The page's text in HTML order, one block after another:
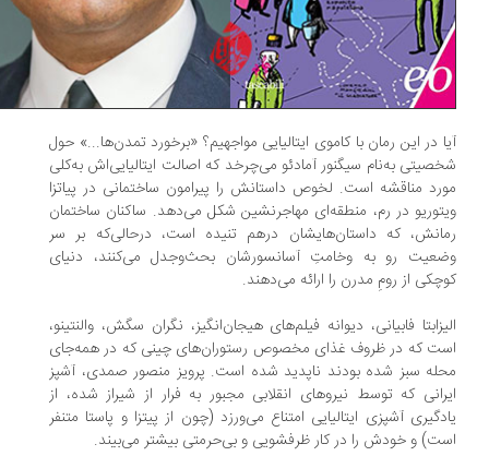
در این رمان با کاموی ایتالیایی مواجهیم؟ «برخورد تمدن‌ها...» حول
به‌نام سیگنور آمادئو می‌چرخد که اصالت ایتالیایی‌اش به‌کلی
مناقشه است. لخوص داستانش را پیرامون ساختمانی در پیاتزا
در رم، منطقه‌ای مهاجرنشین شکل می‌دهد. ساکنان ساختمان
که داستان‌هایشان درهم تنیده است، درحالی‌که بر سر
رو به وخامتِ آسانسورشان بحث‌وجدل می‌کنند، دنیای
از رومِ مدرن را ارائه می‌دهند.
فابیانی، دیوانه فیلم‌های هیجان‌انگیز، نگران سگش، والنتینو،
که در ظروف غذای مخصوص رستوران‌های چینی که در همه‌جای
سبز شده بودند ناپدید شده است. پرویز منصور صمدی، آشپز
که توسط نیروهای انقلابی مجبور به فرار از شیراز شده، از
آشپزی ایتالیایی امتناع می‌ورزد (چون از پیتزا و پاستا متنفر
و خودش را در کار ظرفشویی و بی‌حرمتی بیشتر می‌بیند.